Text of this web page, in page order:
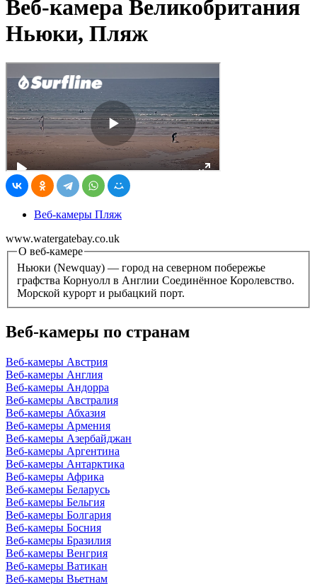
Веб-камера Великобритания
Ньюки, Пляж
Веб-камеры Пляж
www.watergatebay.co.uk
О веб-камере
Ньюки (Newquay) — город на северном побережье
графства Корнуолл в Англии Соединённое Королевство.
Морской курорт и рыбацкий порт.
Веб-камеры по странам
Веб-камеры Австрия
Веб-камеры Англия
Веб-камеры Андорра
Веб-камеры Австралия
Веб-камеры Абхазия
Веб-камеры Армения
Веб-камеры Азербайджан
Веб-камеры Аргентина
Веб-камеры Антарктика
Веб-камеры Африка
Веб-камеры Беларусь
Веб-камеры Бельгия
Веб-камеры Болгария
Веб-камеры Босния
Веб-камеры Бразилия
Веб-камеры Венгрия
Веб-камеры Ватикан
Веб-камеры Вьетнам